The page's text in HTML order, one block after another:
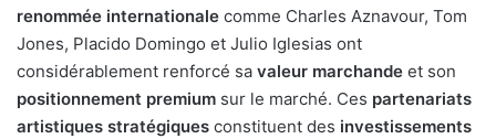
renommée internationale comme Charles Aznavour, Tom
Jones, Placido Domingo et Julio Iglesias ont
considérablement renforcé sa valeur marchande et son
positionnement premium sur le marché. Ces partenariats
artistiques stratégiques constituent des investissements